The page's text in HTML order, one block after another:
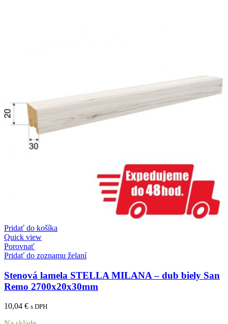
Pridať do košíka
Quick view
Porovnať
Pridať do zoznamu želaní
Stenová lamela STELLA MILANA – dub biely San
Remo 2700x20x30mm
10,04 € s DPH